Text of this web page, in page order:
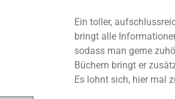
Ein toller,
bringt alle
sodass man gerne
Büchern bringt er
Es lohnt sich, hier mal